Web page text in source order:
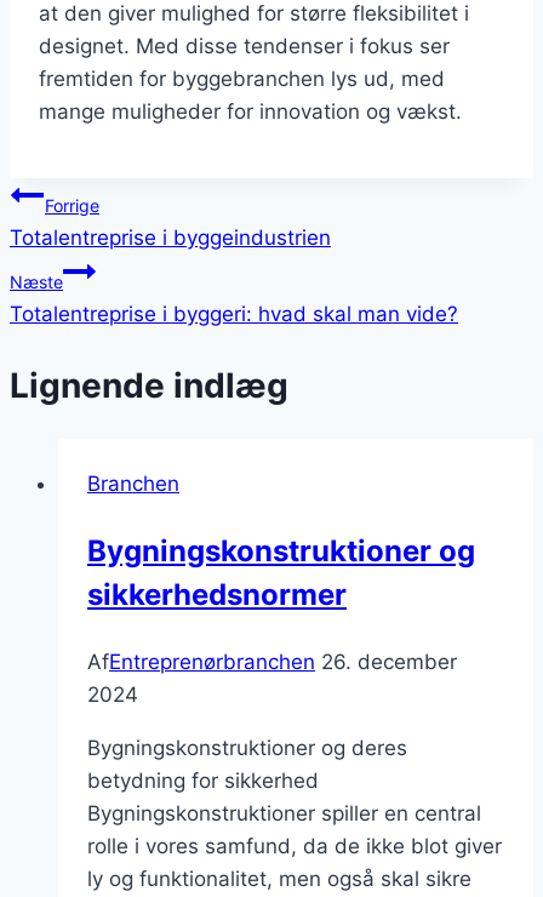
at den giver mulighed for større fleksibilitet i
designet. Med disse tendenser i fokus ser
fremtiden for byggebranchen lys ud, med
mange muligheder for innovation og vækst.
Indlægsnavigation
Forrige
Totalentreprise i byggeindustrien
Næste
Totalentreprise i byggeri: hvad skal man vide?
Lignende indlæg
Branchen
Bygningskonstruktioner og
sikkerhedsnormer
AfEntreprenørbranchen 26. december
2024
Bygningskonstruktioner og deres
betydning for sikkerhed
Bygningskonstruktioner spiller en central
rolle i vores samfund, da de ikke blot giver
ly og funktionalitet, men også skal sikre